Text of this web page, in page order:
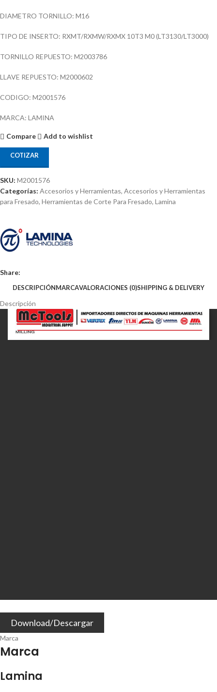
DIAMETRO TORNILLO: M16
TIPO DE INSERTO: RXMT/RXMW/RXMX 10T3 M0 (LT3130/LT3000)
TORNILLO REPUESTO: M2003786
LLAVE REPUESTO: M2000602
CODIGO: M2001576
MARCA: LAMINA
Compare Add to wishlist
COTIZAR
SKU: M2001576
Categorías: Accesorios y Herramientas, Accesorios y Herramientas
para Fresado, Herramientas de Corte Para Fresado, Lamina
Share:
DESCRIPCIÓNMARCAVALORACIONES (0)SHIPPING & DELIVERY
Descripción
Download/Descargar
Marca
Marca
Lamina